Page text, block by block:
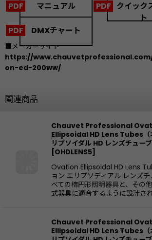
マニュアル
クイック
ト
DMXチャート
■メーカーサイト
https://
on-ed-200ww/
関連商品
Chauvet Professional
Ellipsoidal HD Lens Tubes（
リプソイダル HD レンズチュー
[OHDLENS5]
Ovation Ellipsoidal HD Lens
ョン エリプソディアル レンズ
べての楕円形照明器具と、その
式器具に適合するように設計さ
Chauvet Professional
Ellipsoidal HD Lens Tubes（